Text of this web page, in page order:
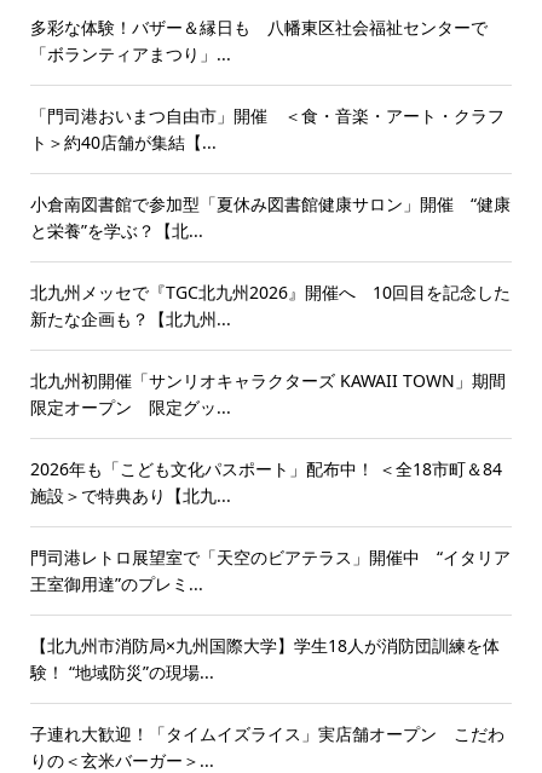
多彩な体験！バザー＆縁日も 八幡東区社会福祉センターで
「ボランティアまつり」...
「門司港おいまつ自由市」開催 ＜食・音楽・アート・クラフ
ト＞約40店舗が集結【...
小倉南図書館で参加型「夏休み図書館健康サロン」開催 “健康
と栄養”を学ぶ？【北...
北九州メッセで『TGC北九州2026』開催へ 10回目を記念した
新たな企画も？【北九州...
北九州初開催「サンリオキャラクターズ KAWAII TOWN」期間
限定オープン 限定グッ...
2026年も「こども文化パスポート」配布中！ ＜全18市町＆84
施設＞で特典あり【北九...
門司港レトロ展望室で「天空のビアテラス」開催中 “イタリア
王室御用達”のプレミ...
【北九州市消防局×九州国際大学】学生18人が消防団訓練を体
験！ “地域防災”の現場...
子連れ大歓迎！「タイムイズライス」実店舗オープン こだわ
りの＜玄米バーガー＞...